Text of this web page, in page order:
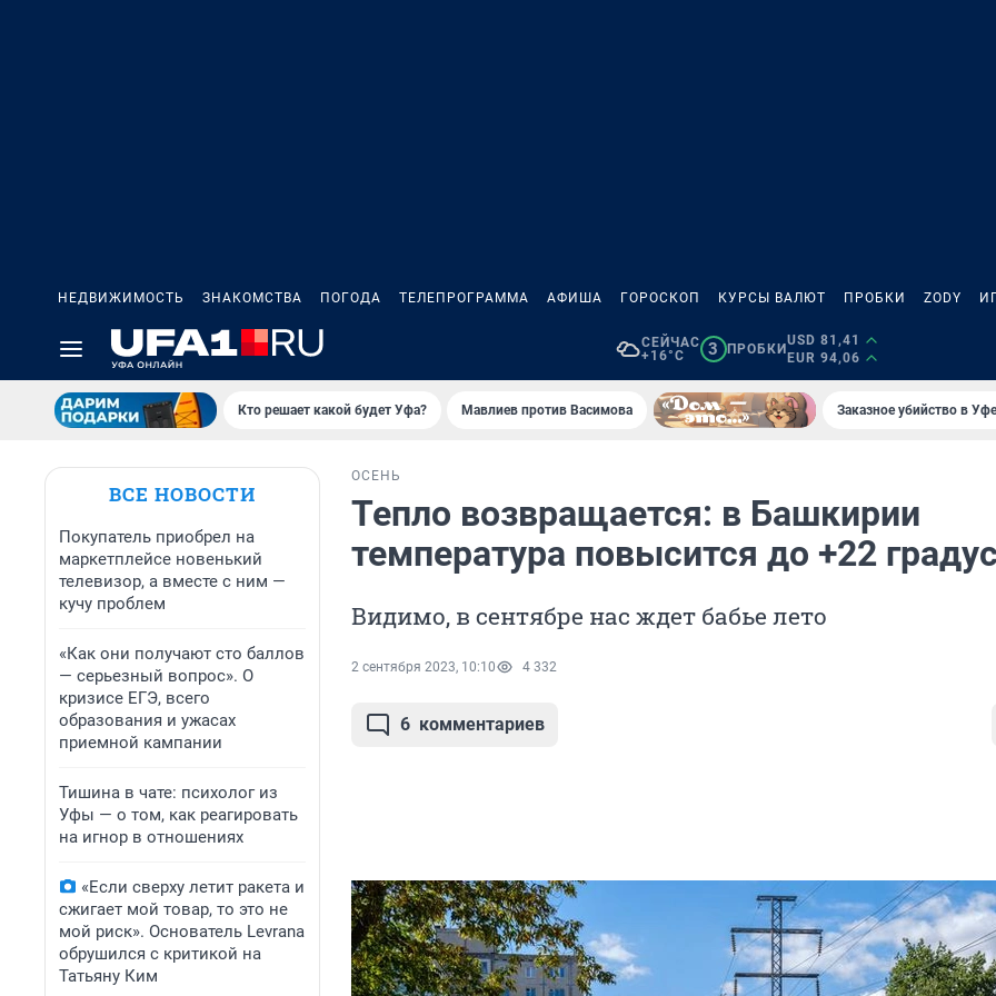
НЕДВИЖИМОСТЬ ЗНАКОМСТВА ПОГОДА ТЕЛЕПРОГРАММА АФИША ГОРОСКОП КУРСЫ ВАЛЮТ ПРОБКИ ZODY
СЕЙЧАС
+16°C
3 ПРОБКИ
USD 81,41
EUR 94,06
Кто решает какой будет Уфа? Мавлиев против Васимова Заказное убийство в
ВСЕ НОВОСТИ
Покупатель приобрел на
маркетплейсе новенький
телевизор, а вместе с ним —
кучу проблем
«Как они получают сто баллов
— серьезный вопрос». О
кризисе ЕГЭ, всего
образования и ужасах
приемной кампании
Тишина в чате: психолог из
Уфы — о том, как реагировать
на игнор в отношениях
«Если сверху летит ракета и
сжигает мой товар, то это не
мой риск». Основатель Levrana
обрушился с критикой на
Татьяну Ким
ОСЕНЬ
Тепло возвращается: в Башкирии
температура повысится до +22
Видимо, в сентябре нас ждет бабье лето
2 сентября 2023, 10:10 4 332
6 комментариев